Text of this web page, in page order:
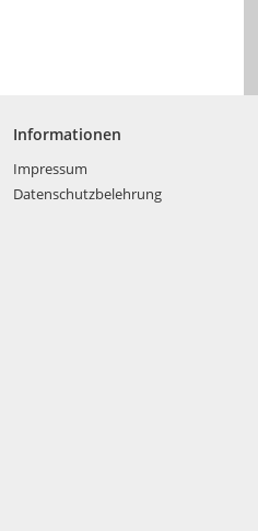
Informationen
Impressum
Datenschutzbelehrung